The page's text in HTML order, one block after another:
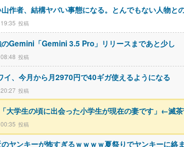
山作者、結構ヤバい事態になる。とんでもない人物と
のGemini「Gemini 3.5 Pro」リリースまであと少し
、今月から月2970円で40ギガ使えるようになる
「大学生の頃に出会った小学生が現在の妻です」←滅
のヤンキーが怖すぎるｗｗｗｗ夏祭りでヤンキーに